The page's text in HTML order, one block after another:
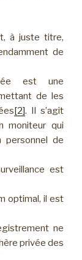
à juste titre,
de
est une
de les
[2]. Il s’agit
moniteur qui
personnel de
est
optimal, il est
ne
privée des